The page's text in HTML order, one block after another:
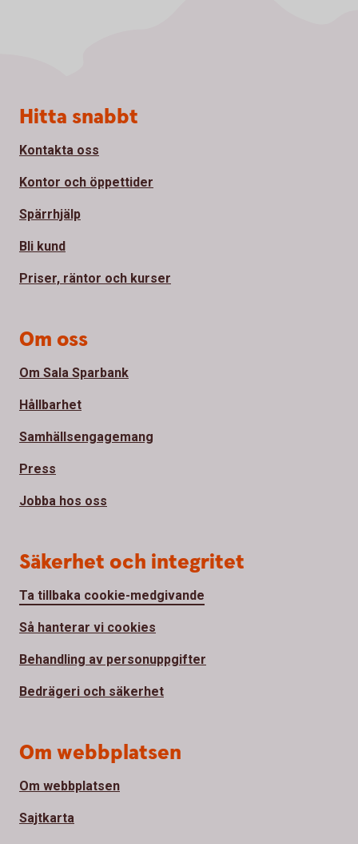
Sidfot
Hitta snabbt
Kontakta oss
Kontor och öppettider
Spärrhjälp
Bli kund
Priser, räntor och kurser
Om oss
Om Sala Sparbank
Hållbarhet
Samhällsengagemang
Press
Jobba hos oss
Säkerhet och integritet
Ta tillbaka cookie-medgivande
Så hanterar vi cookies
Behandling av personuppgifter
Bedrägeri och säkerhet
Om webbplatsen
Om webbplatsen
Sajtkarta